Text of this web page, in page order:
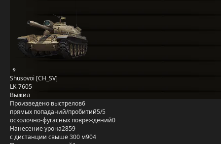
Shusovoi [CH_SV]
LK-7605
Выжил
Произведено выстрелов6
прямых попаданий/пробитий5/5
осколочно-фугасных повреждений0
Нанесение урона2859
с дистанции свыше 300 м904